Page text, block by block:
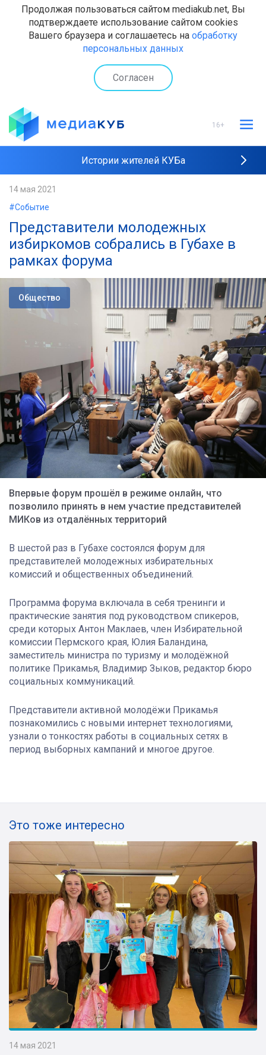
Продолжая пользоваться сайтом mediakub.net, Вы
подтверждаете использование сайтом cookies
Вашего браузера и соглашаетесь на обработку
персональных данных
Согласен
16+
Истории жителей КУБа
14 мая 2021
#Событие
Представители молодежных
избиркомов собрались в Губахе в
рамках форума
Общество
Впервые форум прошёл в режиме онлайн, что
позволило принять в нем участие представителей
МИКов из отдалённых территорий
В шестой раз в Губахе состоялся форум для
представителей молодежных избирательных
комиссий и общественных объединений.
Программа форума включала в себя тренинги и
практические занятия под руководством спикеров,
среди которых Антон Маклаев, член Избирательной
комиссии Пермского края, Юлия Баландина,
заместитель министра по туризму и молодёжной
политике Прикамья, Владимир Зыков, редактор бюро
социальных коммуникаций.
Представители активной молодёжи Прикамья
познакомились с новыми интернет технологиями,
узнали о тонкостях работы в социальных сетях в
период выборных кампаний и многое другое.
Это тоже интересно
14 мая 2021